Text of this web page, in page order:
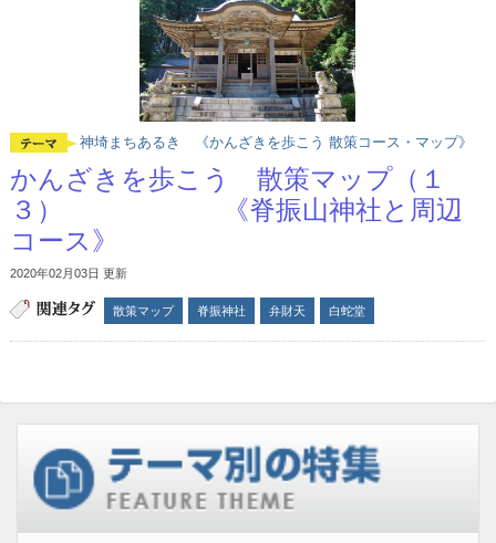
神埼まちあるき 《かんざきを歩こう 散策コース・マップ》
かんざきを歩こう 散策マップ（１
３） 《脊振山神社と周辺
コース》
2020年02月03日 更新
散策マップ 脊振神社 弁財天 白蛇堂